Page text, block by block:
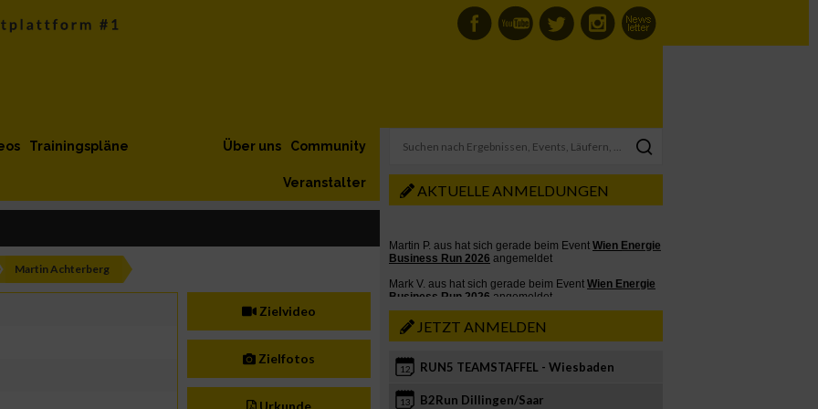
Trainingspläne Community
Über uns
Veranstalter
Martin Achterberg
Zielvideo
Zielfotos
Urkunde
AKTUELLE ANMELDUNGEN
JETZT ANMELDEN
12 RUN5 TEAMSTAFFEL - Wiesbaden
13 B2Run Dillingen/Saar